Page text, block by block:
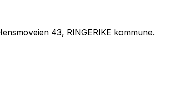
43, RINGERIKE kommune.